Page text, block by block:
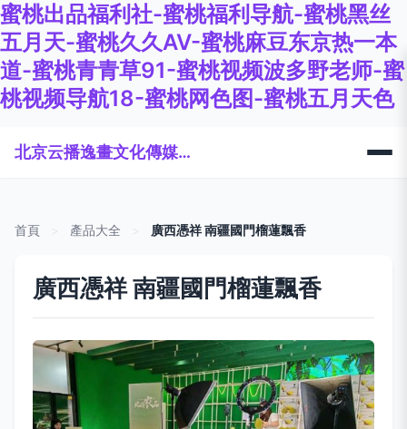
蜜桃出品福利社-蜜桃福利导航-蜜桃黑丝
五月天-蜜桃久久AV-蜜桃麻豆东京热一本
道-蜜桃青青草91-蜜桃视频波多野老师-蜜
桃视频导航18-蜜桃网色图-蜜桃五月天色
北京云播逸畫文化傳媒有限公司
首頁 產品大全 廣西憑祥 南疆國門榴蓮飄香
廣西憑祥 南疆國門榴蓮飄香